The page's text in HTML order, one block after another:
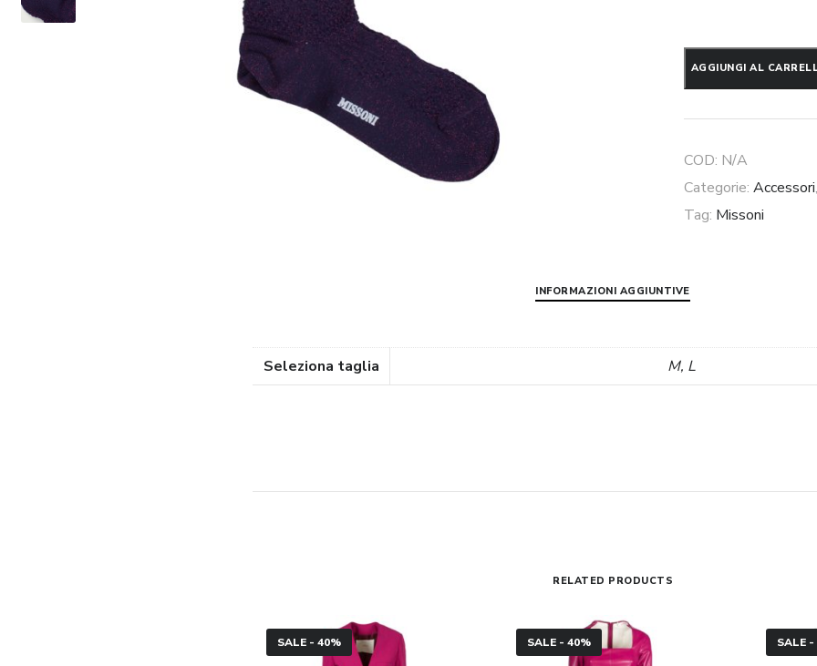
Calze
Missoni
quantità
AGGIUNGI AL
COD: N/A
Categorie: Accessori
Tag: Missoni
INFORMAZIONI AGGIUNTIVE
Seleziona taglia M, L
RELATED PRODUCTS
Blazer
annodato
SALE - 40%
Abito
longuette
SALE - 40%
Top
lurex
SALE